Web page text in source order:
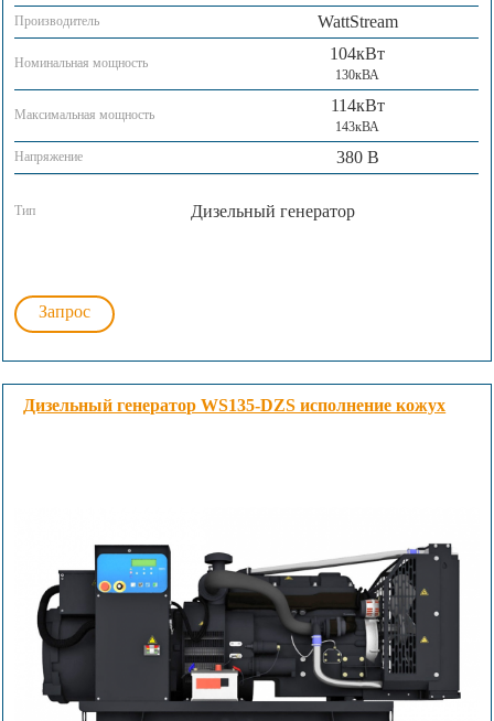
Производитель WattStream
Номинальная мощность 104кВт
130кВА
Максимальная мощность 114кВт
143кВА
Напряжение
380 В
Тип Дизельный генератор
Запрос
Дизельный генератор WS135-DZS исполнение кожух